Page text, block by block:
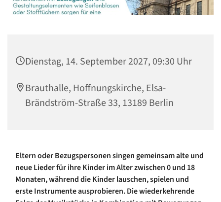
Dienstag, 14. September 2027, 09:30 Uhr
Brauthalle, Hoffnungskirche, Elsa-
Brändström-Straße 33, 13189 Berlin
Eltern oder Bezugspersonen singen gemeinsam alte und
neue Lieder für ihre Kinder im Alter zwischen 0 und 18
Monaten, während die Kinder lauschen, spielen und
erste Instrumente ausprobieren. Die wiederkehrende